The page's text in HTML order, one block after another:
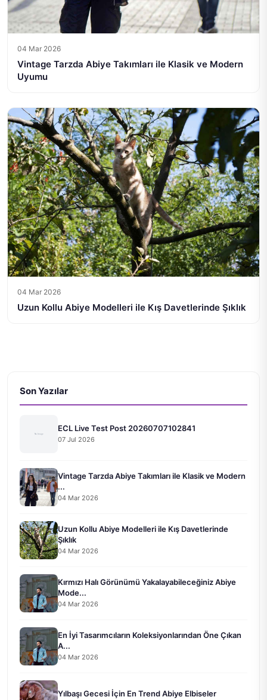
04 Mar 2026
Vintage Tarzda Abiye Takımları ile Klasik ve Modern
Uyumu
04 Mar 2026
Uzun Kollu Abiye Modelleri ile Kış Davetlerinde Şıklık
Son Yazılar
ECL Live Test Post 20260707102841
07 Jul 2026
Vintage Tarzda Abiye Takımları ile Klasik ve Modern
...
04 Mar 2026
Uzun Kollu Abiye Modelleri ile Kış Davetlerinde
Şıklık
04 Mar 2026
Kırmızı Halı Görünümü Yakalayabileceğiniz Abiye
Mode...
04 Mar 2026
En İyi Tasarımcıların Koleksiyonlarından Öne Çıkan
A...
04 Mar 2026
Yılbaşı Gecesi İçin En Trend Abiye Elbiseler